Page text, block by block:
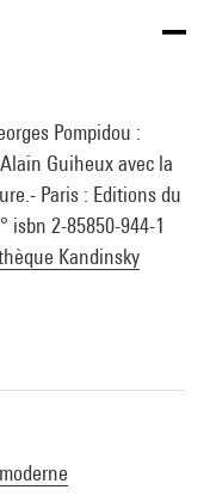
Pompidou :
Guiheux avec la
Paris : Editions du
isbn 2-85850-944-1
Kandinsky